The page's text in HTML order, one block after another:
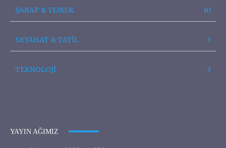
ŞARAP & YEMEK 10
SEYAHAT & TATİL 3
TEKNOLOJİ 3
YAYIN AĞIMIZ